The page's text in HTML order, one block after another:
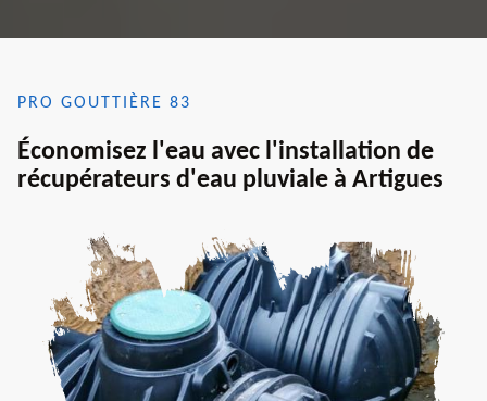
PRO GOUTTIÈRE 83
Économisez l'eau avec l'installation de
récupérateurs d'eau pluviale à Artigues